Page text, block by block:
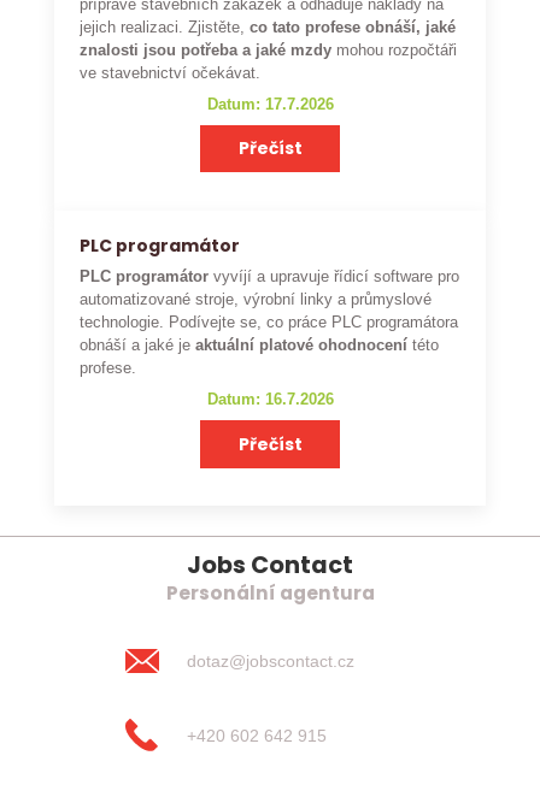
přípravě stavebních zakázek a odhaduje náklady na
jejich realizaci. Zjistěte,co tato profese obnáší, jaké
znalosti jsou potřeba a jaké mzdy mohou rozpočtáři
ve stavebnictví očekávat.
Datum: 17.7.2026
Přečíst
PLC programátor
PLC programátor vyvíjí a upravuje řídicí software pro
automatizované stroje, výrobní linky a průmyslové
technologie. Podívejte se, co práce PLC programátora
obnáší a jaké je aktuální platové ohodnocení této
profese.
Datum: 16.7.2026
Přečíst
Jobs Contact
Personální agentura
dotaz@jobscontact.cz
+420 602 642 915